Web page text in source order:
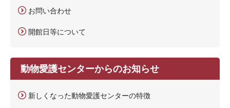
お問い合わせ
開館日等について
動物愛護センターからのお知らせ
新しくなった動物愛護センターの特徴